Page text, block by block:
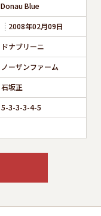
Donau Blue
2008年02月09日
ドナブリーニ
ノーザンファーム
石坂正
5-3-3-3-4-5